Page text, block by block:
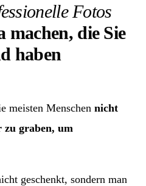
Fotos
die Sie
haben
meisten Menschennicht
zu graben, um
geschenkt, sondern man